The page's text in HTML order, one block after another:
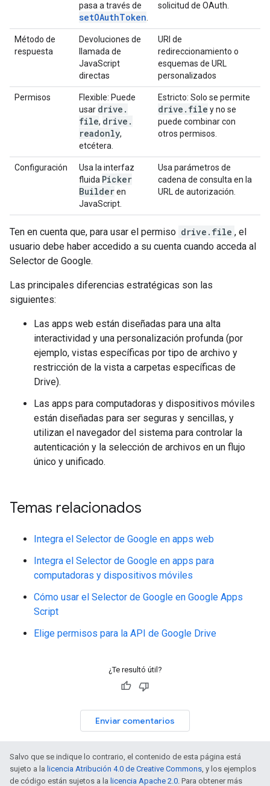
pasa a través de
setOAuthToken
solicitud de OAuth.
Método de
respuesta
Devoluciones de
llamada de
JavaScript
directas
URI de
redireccionamiento o
esquemas de URL
personalizados
Permisos
Flexible: Puede
usar drive .
file, drive .
readonly,
etcétera.
Estricto: Solo se permite
drive . file y no se
puede combinar con
otros permisos.
Configuración
Usa la interfaz
fluida Picker
Builderen
JavaScript.
Usa parámetros de
cadena de consulta en la
URL de autorización.
Ten en cuenta que, para usar el permiso drive.file , el
usuario debe haber accedido a su cuenta cuando acceda al
Selector de Google.
Las principales diferencias estratégicas son las
siguientes:
Las apps web están diseñadas para una alta
interactividad y una personalización profunda (por
ejemplo, vistas específicas por tipo de archivo y
restricción de la vista a carpetas específicas de
Drive).
Las apps para computadoras y dispositivos móviles
están diseñadas para ser seguras y sencillas, y
utilizan el navegador del sistema para controlar la
autenticación y la selección de archivos en un flujo
único y unificado.
Temas relacionados
Integra el Selector de Google en apps web
Integra el Selector de Google en apps para
computadoras y dispositivos móviles
Cómo usar el Selector de Google en Google Apps
Script
Elige permisos para la API de Google Drive
¿Te resultó útil?
Enviar comentarios
Salvo que se indique lo contrario, el contenido de esta página está
sujeto a la licencia Atribución 4.0 de Creative Commons, y los ejemplos
de código están sujetos a la licencia Apache 2.0. Para obtener más